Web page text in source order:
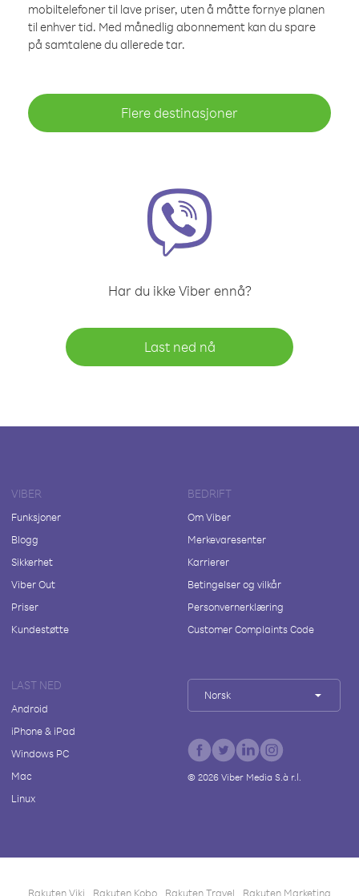
mobiltelefoner til lave priser, uten å måtte fornye planen
til enhver tid. Med månedlig abonnement kan du spare
på samtalene du allerede tar.
Flere destinasjoner
Har du ikke Viber ennå?
Last ned nå
VIBER
Funksjoner
Blogg
Sikkerhet
Viber Out
Priser
Kundestøtte
BEDRIFT
Om Viber
Merkevaresenter
Karrierer
Betingelser og vilkår
Personvernerklæring
Customer Complaints Code
LAST NED
Android
iPhone & iPad
Windows PC
Mac
Linux
Norsk
© 2026Viber Media S.à r.l.
Rakuten Viki Rakuten Kobo Rakuten Travel Rakuten Marketing